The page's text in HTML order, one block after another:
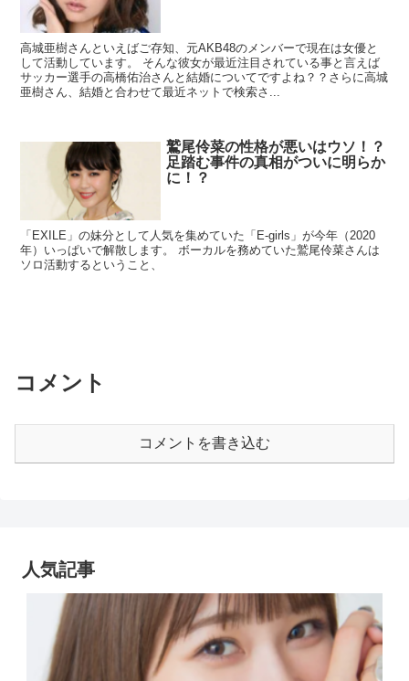
高城亜樹さんといえばご存知、元AKB48のメンバーで現在は女優と
して活動しています。 そんな彼女が最近注目されている事と言えば
サッカー選手の高橋佑治さんと結婚についてですよね？？さらに高城
亜樹さん、結婚と合わせて最近ネットで検索さ...
鷲尾伶菜の性格が悪いはウソ！？
足踏む事件の真相がついに明らか
に！？
「EXILE」の妹分として人気を集めていた「E-girls」が今年（2020
年）いっぱいで解散します。 ボーカルを務めていた鷲尾伶菜さんは
ソロ活動するということ、
コメント
コメントを書き込む
人気記事